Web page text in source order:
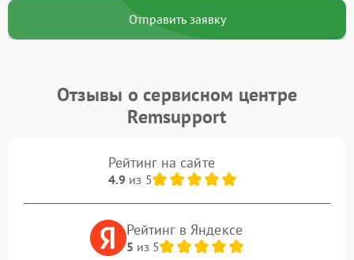
Отправить заявку
Отзывы о сервисном центре
Remsupport
Рейтинг на сайте
4.9из 5
Рейтинг в Яндексе
5 из 5